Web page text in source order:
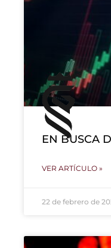
EN BUSCA
VER ARTÍCULO »
22 de febrero de